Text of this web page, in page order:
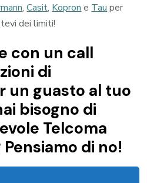
,Casit, Kopron e Tau per
dei limiti!
con un call
di
un guasto al tuo
bisogno di
Telcoma
di no!